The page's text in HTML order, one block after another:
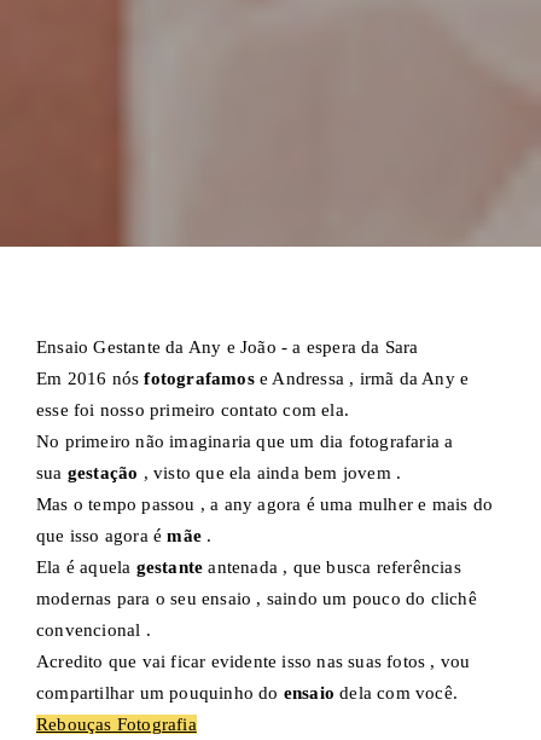
Ensaio Gestante da Any e João - a espera da Sara
Em 2016 nósfotografamose Andressa , irmã da Any e
esse foi nosso primeiro contato com ela.
No primeiro não imaginaria que um dia fotografaria a
sua gestação , visto que ela ainda bem jovem .
Mas o tempo passou , a any agora é uma mulher e mais do
que isso agora é mãe .
Ela é aquela gestante antenada , que busca referências
modernas para o seu ensaio , saindo um pouco do clichê
convencional .
Acredito que vai ficar evidente isso nas suas fotos , vou
compartilhar um pouquinho do ensaio dela com você.
Rebouças Fotografia